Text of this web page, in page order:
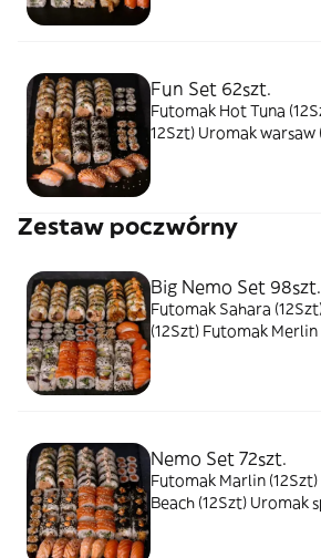
Fun Set 62szt.
Futomak Hot Tuna
12Szt) Uromak
(4szt)
Zestaw poczwórny
Big Nemo Set 98szt.
Futomak Sahara
(12Szt) Futomak
Nemo Set 72szt.
Futomak Marlin
Beach (12Szt) Uromak
Dragon (8szt)